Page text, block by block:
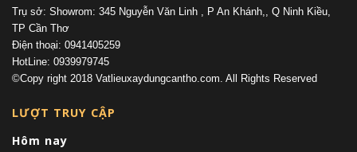
Trụ sở: Showrom: 345 Nguyễn Văn Linh , P An Khánh,, Q Ninh Kiều,
TP Cần Thơ
Điện thoại: 0941405259
HotLine: 0939979745
©Copy right 2018 Vatlieuxaydungcantho.com. All Rights Reserved
LƯỢT TRUY CẬP
Hôm nay